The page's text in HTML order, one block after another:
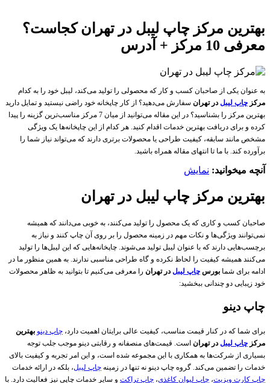
بهترین مرکز چاپ لیبل در تهران کجاست؟
معرفی 10 مرکز + آدرس
به عنوان یکی از صاحبان کسب و کار که محصولی را تولید می‌کند، لیبل خود را به کدام
مرکز چاپ لیبلدر تهران سفارش می‌دهید؟ از کار چاپخانه خود راضی نیستید و تمایل دارید
بهترین مرکز را بشناسید؟ در این مقاله می‌توانید از میان 7 مرکز مناسب‌ترین گزینه را پیدا
کرده و برای دریافت بهترین خدمات اقدام کنید. هر کدام از این چاپخانه‌ها یک ویژگی
مشخص مانند سابقه، کیفیت طراحی یا محصولات برتری دارند که می‌تواند نیاز شما را
برآورده کند. با ما تا انتهای مقاله همراه باشید.
آنچه میخوانید: نمایش
بهترین مرکز چاپ لیبل در تهران
صاحبان کسب و کاری که یک محصول را تولید می‌کنند، به خوبی می‌دانند که همیشه
نمی‌توانند ویژگی‌ها و نکات مهم در زمینه محصول را بر روی آن چاپ کنند و نیاز به
برچسب‌هایی دارند که با عنوان لیبل تولید می‌شوند. چاپخانه‌هایی که این لیبل‌ها را تولید
می‌کنند همیشه کیفیت را لحاظ نکرده و گاه طراحی مناسبی ندارند. به همین منظور ما در
ادامه برای شما بورس چاپ لیبل در تهران را معرفی می‌کنیم تا بتوانید به ظاهر محصولات
خود زیبایی دو چندانی ببخشید:
چاپ دینو
برای شما که در کنار قیمت مناسب، کیفیت عالی برایتان اهمیت دارد، چاپ دینو بهترین
مرکز چاپ لیبلدر تهران است. قیمت‌های منصفانه و رقابتی دینو موجب جلب توجه
بسیاری از شرکت‌ها به همکاری با این مجموعه شده است، و این امر تجربه و کیفیت بالای
خدمات را تضمین می‌کند. گروه چاپ دینو نه تنها در زمینه چاپ لیبل، بلکه در ارائه خدمات
چاپ کارت ویزیت، چاپ لیوان کاغذی، چاپ تراکت و سایر خدمات چاپی نیز فعالیت دارد. با